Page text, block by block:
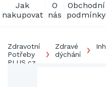
Jak
nakupovat
O
nás
Obchodní
podmínky
Zdravotní
Potřeby
PLUS.cz
Zdravé
dýchání